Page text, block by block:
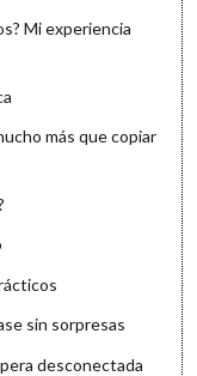
Mi experiencia
más que copiar
sin sorpresas
desconectada